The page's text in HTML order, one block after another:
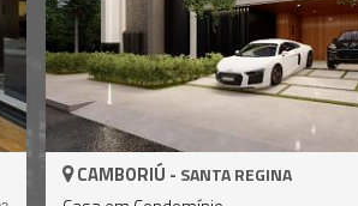
CAMBORIÚ -SANTA REGINA